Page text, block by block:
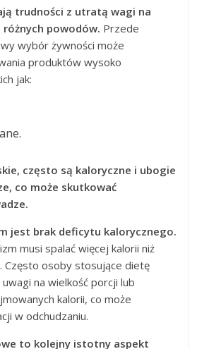
trudności z utratą wagi na
powodów. Przede
wybór żywności może
produktów wysoko
jak:
często są kaloryczne i ubogie
co może skutkować
jest brak deficytu kalorycznego.
musi spalać więcej kalorii niż
Często osoby stosujące dietę
na wielkość porcji lub
kalorii, co może
w odchudzaniu.
to kolejny istotny aspekt